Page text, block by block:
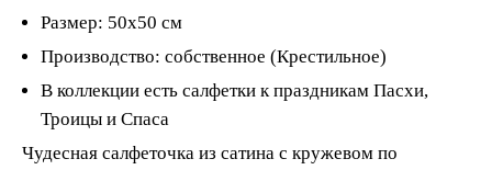
Размер: 50х50 см
Производство: собственное (Крестильное)
В коллекции есть салфетки к праздникам Пасхи,
Троицы и Спаса
Чудесная салфеточка из сатина с кружевом по